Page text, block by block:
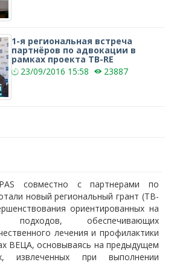
1-я региональная встреча
партнёров по адвокации в
рамках проекта TB-RE
23/09/2016 15:58 23887
совместно с партнерами по
новый региональный грант (TB-
ориентированных на
обеспечивающих
лечения и профилактики
ВЕЦА, основываясь на предыдущем
извлеченных при выполнении